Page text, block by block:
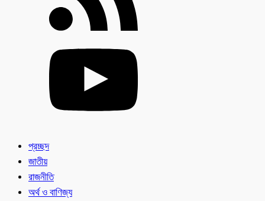
প্রচ্ছদ
জাতীয়
রাজনীতি
অর্থ ও বাণিজ্য